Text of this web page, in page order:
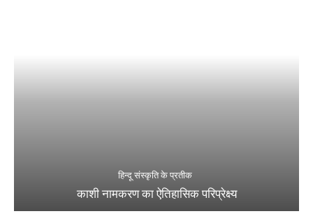
हिन्दू संस्कृति के प्रतीक
काशी नामकरण का ऐतिहासिक परिप्रेक्ष्य